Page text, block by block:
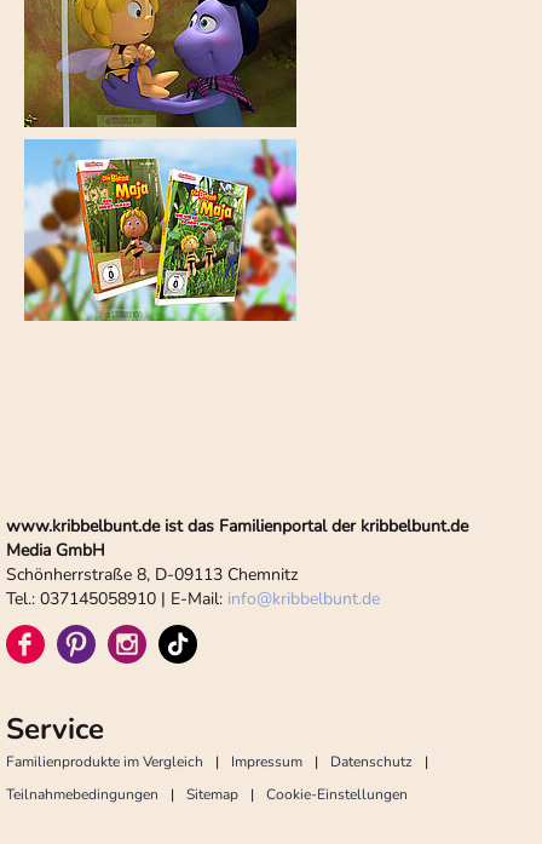
www.kribbelbunt.de ist das Familienportal der kribbelbunt.de
Media GmbH
Schönherrstraße 8, D-09113 Chemnitz
Tel.: 037145058910 | E-Mail: info@kribbelbunt.de
Service
Familienprodukte im Vergleich Impressum
Datenschutz
Teilnahmebedingungen
Sitemap Cookie-Einstellungen